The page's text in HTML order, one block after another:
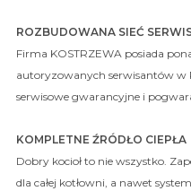
ROZBUDOWANA SIEĆ
Firma KOSTRZEWA posiada
autoryzowanych serwisantów w
serwisowe gwarancyjne i
KOMPLETNE ŹRÓDŁO CIEPŁA
Dobry kocioł to nie wszystko.
dla całej kotłowni, a nawet